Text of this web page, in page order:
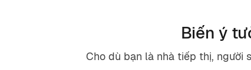
Biến ý
Cho dù bạn là nhà tiếp thị, người